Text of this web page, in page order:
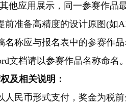
他应用展示，同一参赛作品
准备高精度的设计原图(如
称应与报名表中的参赛作
文档请以参赛作品名称命名。
及相关说明：
民币形式支付，奖金为税前